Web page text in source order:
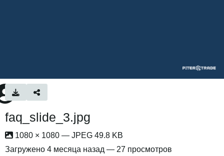
faq_slide_3.jpg
1080 × 1080 — JPEG 49.8 KB
Загружено 4 месяца назад — 27 просмотров